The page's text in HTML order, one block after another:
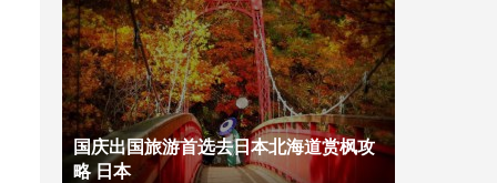
国庆出国旅游首选去日本北海道赏枫攻
略 日本